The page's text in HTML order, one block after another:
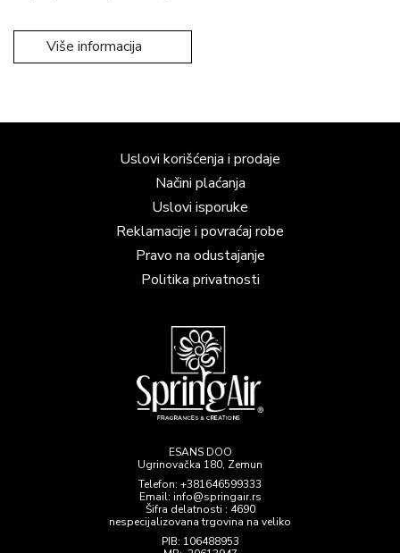
Više informacija
Uslovi korišćenja i prodaje
Načini plaćanja
Uslovi isporuke
Reklamacije i povraćaj robe
Pravo na odustajanje
Politika privatnosti
ESANS DOO
Ugrinovačka 180, Zemun
Telefon: +381646599333
Email: info@springair.rs
Šifra delatnosti : 4690
nespecijalizovana trgovina na veliko
PIB: 106488953